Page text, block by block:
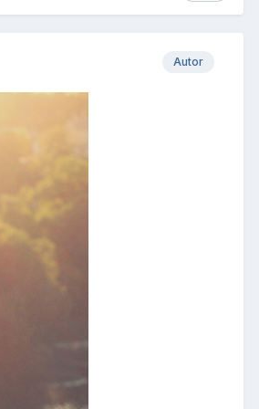
Autor